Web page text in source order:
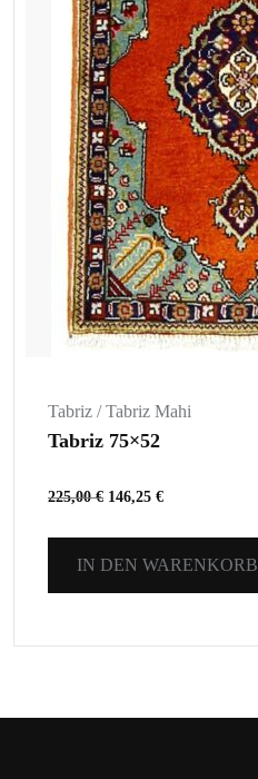
Tabriz / Tabriz Mahi
Tabriz 75×52
225,00€ 146,25 €
IN DEN WARENKORB